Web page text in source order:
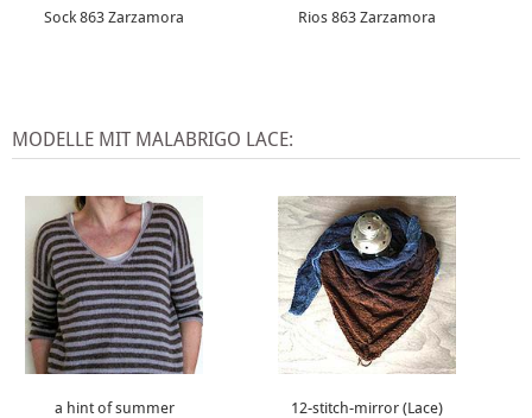
Sock 863 Zarzamora Rios 863 Zarzamora
MODELLE MIT MALABRIGO LACE:
a hint of summer 12-stitch-mirror (Lace)